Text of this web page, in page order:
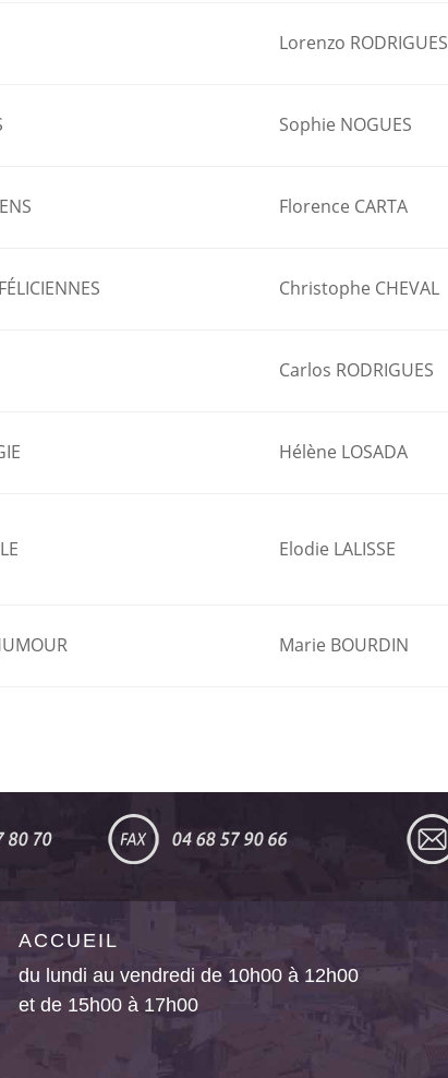
Lorenzo RODRIGUES
Sophie NOGUES
Florence CARTA
Christophe CHEVAL
Carlos RODRIGUES
Hélène LOSADA
Elodie LALISSE
Marie BOURDIN
ACCUEIL
du lundi au vendredi de 10h00 à 12h00
et de 15h00 à 17h00